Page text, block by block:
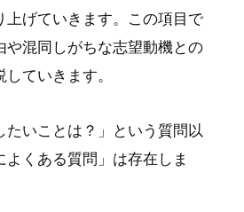
上げていきます。この項目で
や混同しがちな志望動機との
ていきます。
たいことは？」という質問以
よくある質問」は存在しま